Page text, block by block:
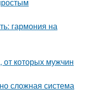
гармония на
которых мужчин
сложная система